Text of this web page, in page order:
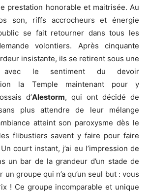
prestation honorable et maitrisée. Au
son, riffs accrocheurs et énergie
se fait retourner dans tous les
volontiers. Après cinquante
insistante, ils se retirent sous une
avec le sentiment du devoir
la Temple maintenant pour y
d’Alestorm, qui ont décidé de
plus attendre de leur mélange
atteint son paroxysme dès le
flibustiers savent y faire pour faire
court instant, j’ai eu l’impression de
un bar de la grandeur d’un stade de
groupe qui n’a qu’un seul but : vous
! Ce groupe incomparable et unique